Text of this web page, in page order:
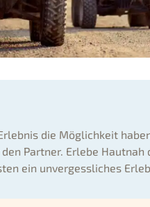
die Möglichkeit
Partner. Erlebe Hautnah
ein unvergessliches